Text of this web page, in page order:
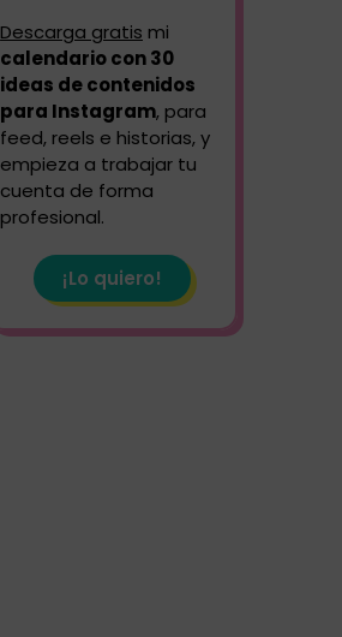
Descarga gratis mi
calendario con 30
ideas de contenidos
para Instagram, para
feed, reels e historias, y
empieza a trabajar tu
cuenta de forma
profesional.
¡Lo quiero!